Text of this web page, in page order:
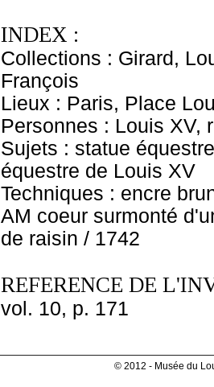
INDEX :
Collections : Girard,
François
Lieux : Paris, Place
Personnes : Louis XV,
Sujets : statue
équestre de Louis XV
Techniques : encre
AM coeur surmonté
de raisin / 1742
REFERENCE DE
vol. 10, p. 171
© 2012 - Musée du